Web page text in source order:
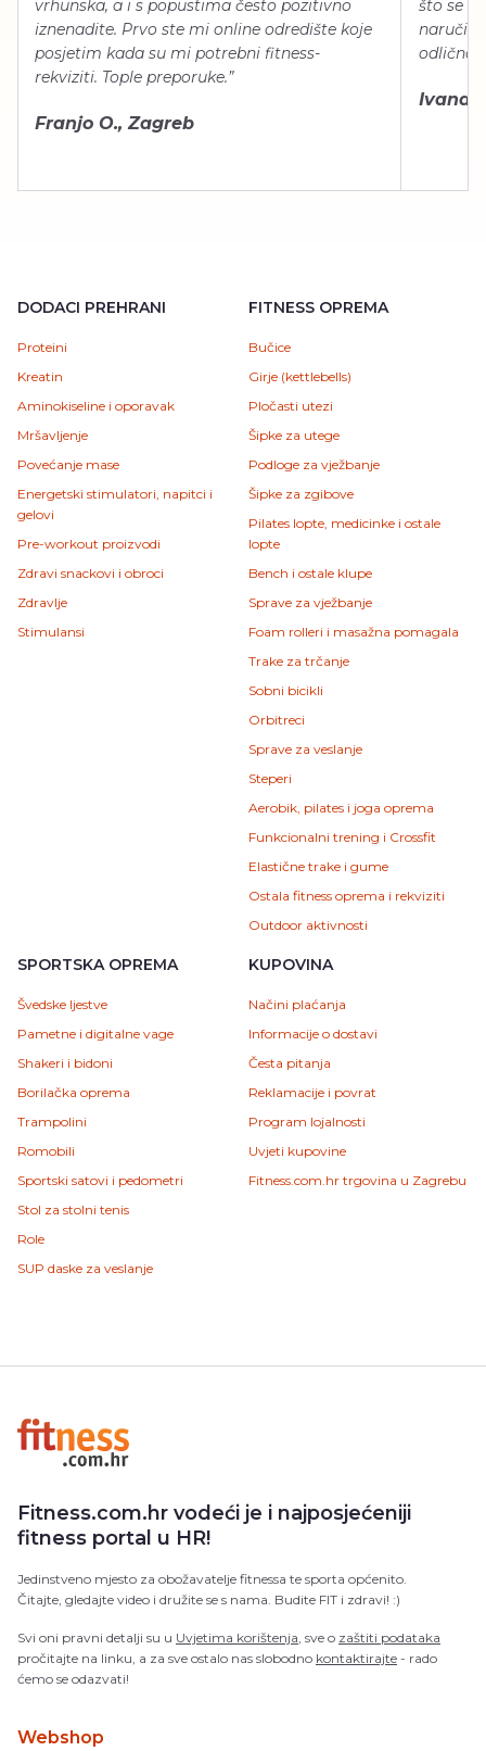
vrhunska, a i s popustima često pozitivno
iznenadite. Prvo ste mi online odredište koje
posjetim kada su mi potrebni fitness-
rekviziti. Tople preporuke.”
Franjo O., Zagreb
što se
naručiti,
odlično
Ivana
DODACI PREHRANI
Proteini
Kreatin
Aminokiseline i oporavak
Mršavljenje
Povećanje mase
Energetski stimulatori, napitci i
gelovi
Pre-workout proizvodi
Zdravi snackovi i obroci
Zdravlje
Stimulansi
FITNESS OPREMA
Bučice
Girje (kettlebells)
Pločasti utezi
Šipke za utege
Podloge za vježbanje
Šipke za zgibove
Pilates lopte, medicinke i ostale
lopte
Bench i ostale klupe
Sprave za vježbanje
Foam rolleri i masažna pomagala
Trake za trčanje
Sobni bicikli
Orbitreci
Sprave za veslanje
Steperi
Aerobik, pilates i joga oprema
Funkcionalni trening i Crossfit
Elastične trake i gume
Ostala fitness oprema i rekviziti
Outdoor aktivnosti
SPORTSKA OPREMA
Švedske ljestve
Pametne i digitalne vage
Shakeri i bidoni
Borilačka oprema
Trampolini
Romobili
Sportski satovi i pedometri
Stol za stolni tenis
Role
SUP daske za veslanje
KUPOVINA
Načini plaćanja
Informacije o dostavi
Česta pitanja
Reklamacije i povrat
Program lojalnosti
Uvjeti kupovine
Fitness.com.hr trgovina u Zagrebu
Fitness.com.hr vodeći je i najposjećeniji
fitness portal u HR!
Jedinstveno mjesto za obožavatelje fitnessa te sporta općenito.
Čitajte, gledajte video i družite se s nama. Budite FIT i zdravi! :)
Svi oni pravni detalji su u Uvjetima korištenja , sve o zaštiti podataka
pročitajte na linku, a za sve ostalo nas slobodno kontaktirajte - rado
ćemo se odazvati!
Webshop